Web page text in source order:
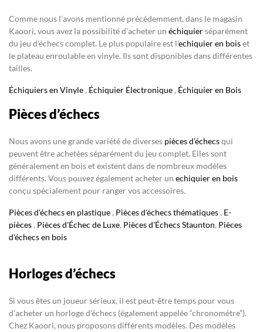
Comme nous l’avons mentionné précédemment, dans le magasin
Kaoori, vous avez la possibilité d’acheter un échiquierséparément
du jeu d’échecs complet. Le plus populaire est l’echiquier en boiset
le plateau enroulable en vinyle. Ils sont disponibles dans différentes
tailles.
Échiquiers en Vinyle , Échiquier Électronique , Échiquier en Bois
Pièces d’échecs
Nous avons une grande variété de diverses pièces d’échecsqui
peuvent être achetées séparément du jeu complet. Elles sont
généralement en bois et existent dans de nombreux modèles
différents. Vous pouvez également acheter un echiquier en bois
conçu spécialement pour ranger vos accessoires.
Pièces d'échecs en plastique , Pièces d'échecs thématiques , E-
pièces , Pièces d'Échec de Luxe, Pièces d'Échecs Staunton, Pièces
d'échecs en bois
Horloges d’échecs
Si vous êtes un joueur sérieux, il est peut-être temps pour vous
d’acheter un horloge d’échecs (également appelée “chronomètre”).
Chez Kaoori, nous proposons différents modèles. Des modèles